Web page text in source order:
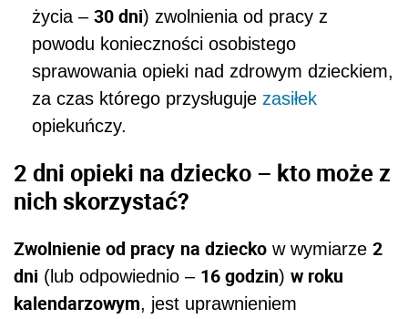
życia – 30 dni) zwolnienia od pracy z
powodu konieczności osobistego
sprawowania opieki nad zdrowym dzieckiem,
za czas którego przysługuje zasiłek
opiekuńczy.
2 dni opieki na dziecko – kto może z
nich skorzystać?
Zwolnienie od pracy na dziecko w wymiarze 2
dni (lub odpowiednio – 16 godzin) w roku
kalendarzowym, jest uprawnieniem